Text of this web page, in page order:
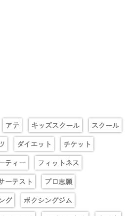
アテ キッズスクール
スクール
ダイエット
チケット
ティー
フィットネス
ーテスト
プロ志願
グ
ボクシングジム